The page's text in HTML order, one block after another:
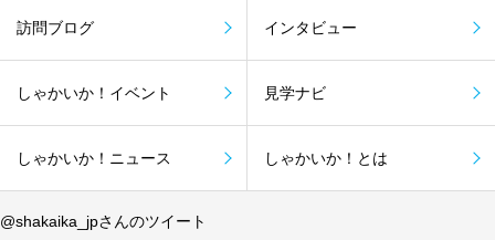
訪問ブログ インタビュー
しゃかいか！イベント 見学ナビ
しゃかいか！ニュース しゃかいか！とは
@shakaika_jpさんのツイート